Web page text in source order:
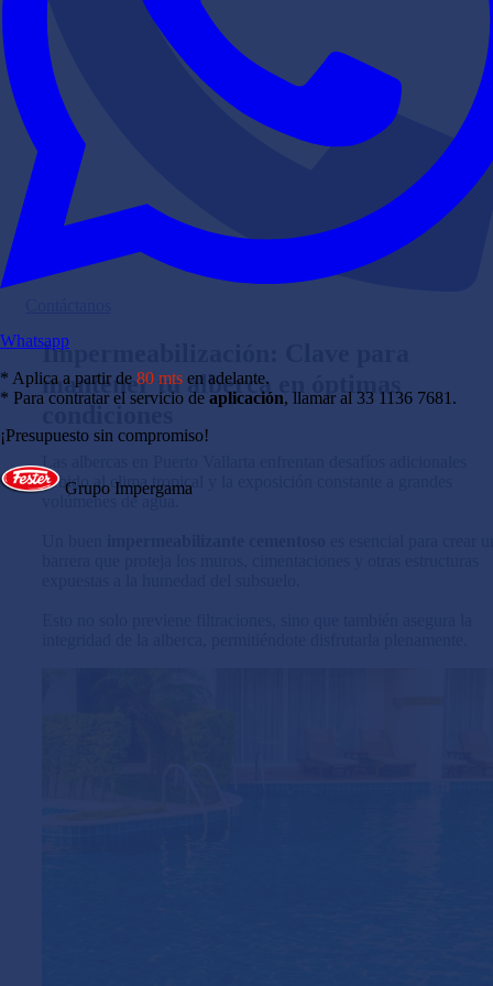
Impermeabilización: Clave para
mantener tu alberca en óptimas
Las albercas en Puerto Vallarta enfrentan desafíos adicionales
debido al clima tropical y la exposición constante a grandes
volúmenes de agua.
Whatsapp
* Aplica a partir de 80 mts en adelante.
* Para contratar el servicio de aplicación, llamar al 33 1136 7681.
¡Presupuesto sin compromiso!
Grupo Impergama